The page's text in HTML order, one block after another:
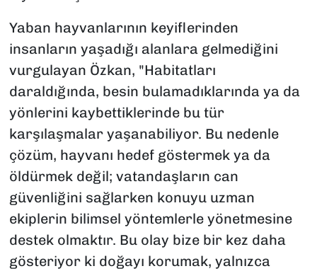
Yaban hayvanlarının keyiflerinden
insanların yaşadığı alanlara gelmediğini
vurgulayan Özkan, "Habitatları
daraldığında, besin bulamadıklarında ya da
yönlerini kaybettiklerinde bu tür
karşılaşmalar yaşanabiliyor. Bu nedenle
çözüm, hayvanı hedef göstermek ya da
öldürmek değil; vatandaşların can
güvenliğini sağlarken konuyu uzman
ekiplerin bilimsel yöntemlerle yönetmesine
destek olmaktır. Bu olay bize bir kez daha
gösteriyor ki doğayı korumak, yalnızca